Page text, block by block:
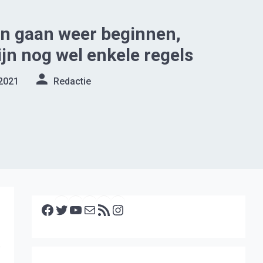
gaan weer beginnen,
nog wel enkele regels
Redactie
Facebook Twitter YouTube E-mail RSS feed